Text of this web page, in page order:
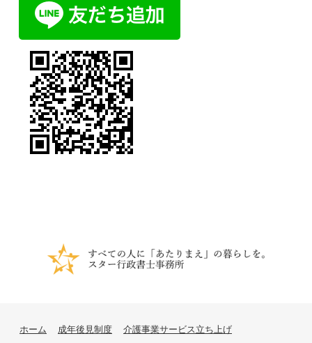
ホーム 成年後見制度 介護事業サービス立ち上げ